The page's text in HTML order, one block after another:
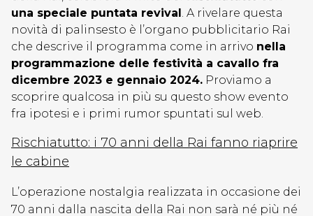
una speciale puntata revival. A rivelare questa
novità di palinsesto è l’organo pubblicitario Rai
che descrive il programma come in arrivo nella
programmazione delle festività a cavallo fra
dicembre 2023 e gennaio 2024. Proviamo a
scoprire qualcosa in più su questo show evento
fra ipotesi e i primi rumor spuntati sul web.
Rischiatutto: i 70 anni della Rai fanno riaprire
le cabine
L’operazione nostalgia realizzata in occasione dei
70 anni dalla nascita della Rai non sarà né più né